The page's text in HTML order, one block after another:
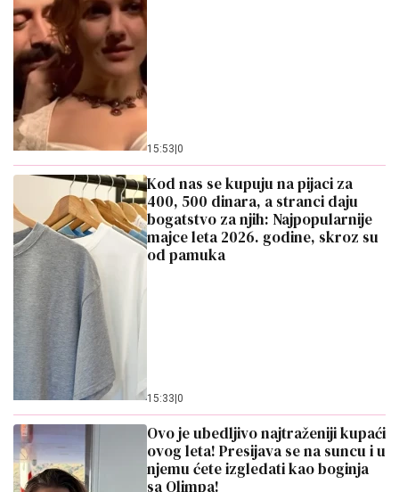
15:53 0
Kod nas se kupuju na pijaci za
400, 500 dinara, a stranci daju
bogatstvo za njih: Najpopularnije
majce leta 2026. godine, skroz su
od pamuka
15:33 0
Ovo je ubedljivo najtraženiji kupaći
ovog leta! Presijava se na suncu i u
njemu ćete izgledati kao boginja
sa Olimpa!